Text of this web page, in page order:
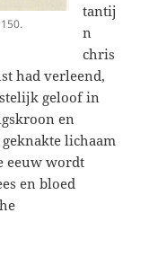
tantij
n
chris
had verleend,
geloof in
en
lichaam
eeuw wordt
en bloed